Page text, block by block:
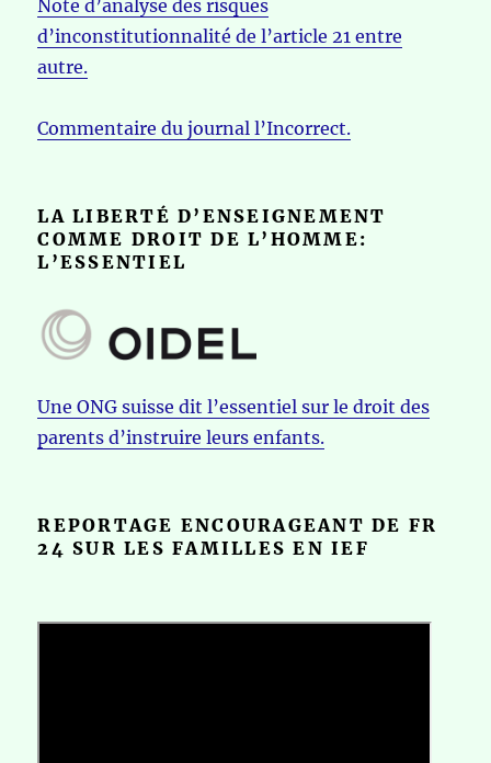
Note d’analyse des risques
d’inconstitutionnalité de l’article 21 entre
autre.
Commentaire du journal l’Incorrect.
LA LIBERTÉ D’ENSEIGNEMENT
COMME DROIT DE L’HOMME:
L’ESSENTIEL
Une ONG suisse dit l’essentiel sur le droit des
parents d’instruire leurs enfants.
REPORTAGE ENCOURAGEANT DE FR
24 SUR LES FAMILLES EN IEF